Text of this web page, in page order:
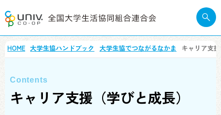
HOME 大学生協ハンドブック 大学生協でつながるなかま キャリア支
キャリア支援（学びと成長）